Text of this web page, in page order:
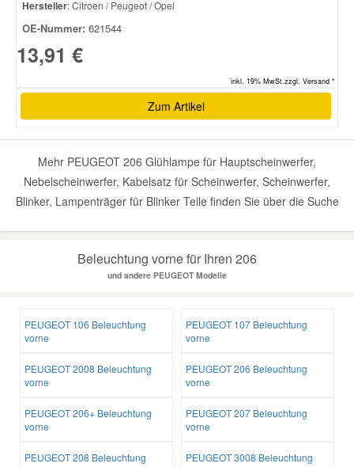
Hersteller: Citroen / Peugeot / Opel
OE-Nummer: 621544
13,91 €
inkl. 19% MwSt.zzgl. Versand *
Zum Artikel
Mehr PEUGEOT 206 Glühlampe für Hauptscheinwerfer,
Nebelscheinwerfer, Kabelsatz für Scheinwerfer, Scheinwerfer,
Blinker, Lampenträger für Blinker Teile finden Sie über die Suche
Beleuchtung vorne für Ihren 206
und andere PEUGEOT Modelle
PEUGEOT 106 Beleuchtung
vorne
PEUGEOT 107 Beleuchtung
vorne
PEUGEOT 2008 Beleuchtung
vorne
PEUGEOT 206 Beleuchtung
vorne
PEUGEOT 206+ Beleuchtung
vorne
PEUGEOT 207 Beleuchtung
vorne
PEUGEOT 208 Beleuchtung
PEUGEOT 3008 Beleuchtung